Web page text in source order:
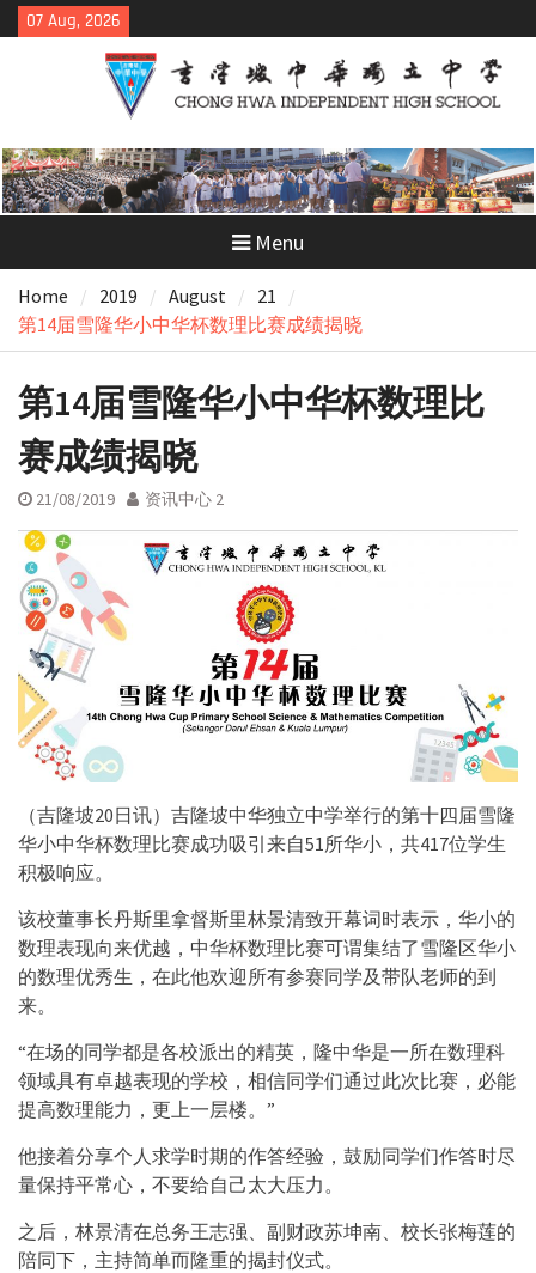
Skip
to
07 Aug, 2026
Menu
Home 2019 August
21
第14届雪隆华小中华杯数理比赛成绩揭晓
第14届雪隆华小中华杯数理比
赛成绩揭晓
21/08/2019 资讯中心 2
（吉隆坡20日讯）吉隆坡中华独立中学举行的第十四届雪隆
华小中华杯数理比赛成功吸引来自51所华小，共417位学生
积极响应。
该校董事长丹斯里拿督斯里林景清致开幕词时表示，华小的
数理表现向来优越，中华杯数理比赛可谓集结了雪隆区华小
的数理优秀生，在此他欢迎所有参赛同学及带队老师的到
来。
“在场的同学都是各校派出的精英，隆中华是一所在数理科
领域具有卓越表现的学校，相信同学们通过此次比赛，必能
提高数理能力，更上一层楼。”
他接着分享个人求学时期的作答经验，鼓励同学们作答时尽
量保持平常心，不要给自己太大压力。
之后，林景清在总务王志强、副财政苏坤南、校长张梅莲的
陪同下，主持简单而隆重的揭封仪式。